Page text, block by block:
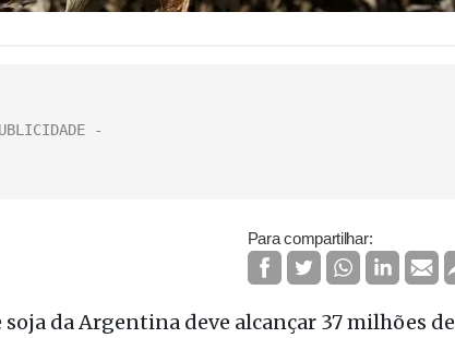
Para compartilhar:
soja da Argentina deve alcançar 37 milhões de